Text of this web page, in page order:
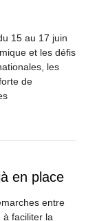
15 au 17 juin
et les défis
les
de
en place
entre
à faciliter la